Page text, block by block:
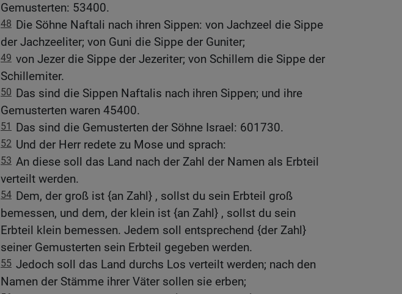
Gemusterten: 53400.
48 Die Söhne Naftali nach ihren Sippen: von Jachzeel die Sippe
der Jachzeeliter; von Guni die Sippe der Guniter;
49 von Jezer die Sippe der Jezeriter; von Schillem die Sippe der
Schillemiter.
50 Das sind die Sippen Naftalis nach ihren Sippen; und ihre
Gemusterten waren 45400.
51 Das sind die Gemusterten der Söhne Israel: 601730.
52 Und der Herr redete zu Mose und sprach:
53 An diese soll das Land nach der Zahl der Namen als Erbteil
verteilt werden.
54 Dem, der groß ist {an Zahl} , sollst du sein Erbteil groß
bemessen, und dem, der klein ist {an Zahl} , sollst du sein
Erbteil klein bemessen. Jedem soll entsprechend {der Zahl}
seiner Gemusterten sein Erbteil gegeben werden.
55 Jedoch soll das Land durchs Los verteilt werden; nach den
Namen der Stämme ihrer Väter sollen sie erben;